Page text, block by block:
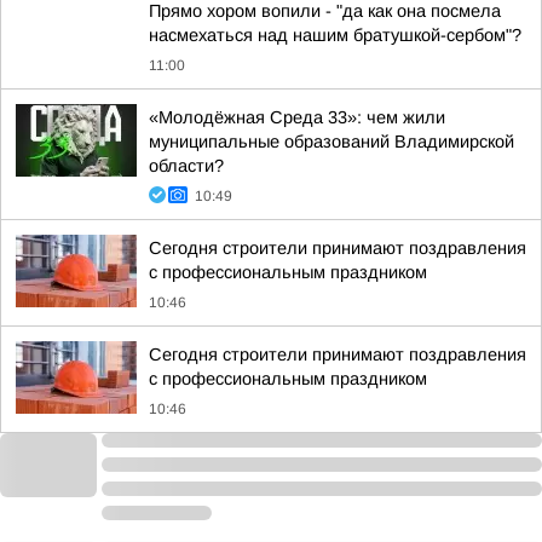
Прямо хором вопили - "да как она посмела
насмехаться над нашим братушкой-сербом"?
11:00
«Молодёжная Среда 33»: чем жили
муниципальные образований Владимирской
области?
10:49
Сегодня строители принимают поздравления
с профессиональным праздником
10:46
Сегодня строители принимают поздравления
с профессиональным праздником
10:46